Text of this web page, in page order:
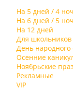
На 5 дней / 4
На 6 дней / 5
На 12 дней
Для школьников
День народного
Осенние
Ноябрьские
Рекламные
VIP